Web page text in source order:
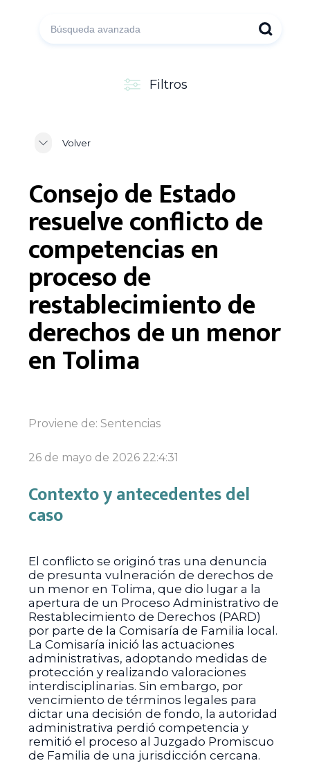
Filtros
Volver
Consejo de Estado
resuelve conflicto de
competencias en
proceso de
restablecimiento de
derechos de un menor
en Tolima
Proviene de: Sentencias
26 de mayo de 2026 22:4:31
Contexto y antecedentes del
caso
El conflicto se originó tras una denuncia
de presunta vulneración de derechos de
un menor en Tolima, que dio lugar a la
apertura de un Proceso Administrativo de
Restablecimiento de Derechos (PARD)
por parte de la Comisaría de Familia local.
La Comisaría inició las actuaciones
administrativas, adoptando medidas de
protección y realizando valoraciones
interdisciplinarias. Sin embargo, por
vencimiento de términos legales para
dictar una decisión de fondo, la autoridad
administrativa perdió competencia y
remitió el proceso al Juzgado Promiscuo
de Familia de una jurisdicción cercana.